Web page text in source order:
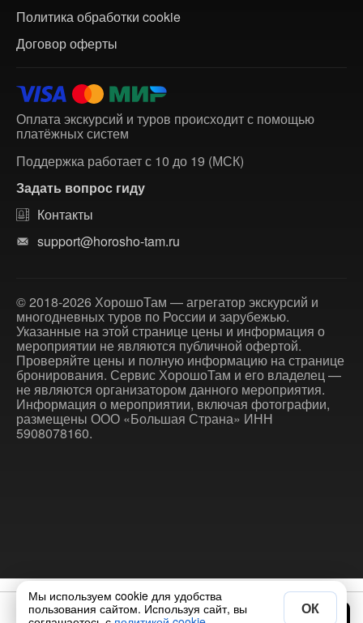
Политика обработки cookie
Договор оферты
Оплата экскурсий и туров происходит с помощью
платёжных систем
Поддержка работает с 10 до 19 (МСК)
Задать вопрос гиду
Контакты
support@horosho-tam.ru
© 2018-2026 ХорошоТам — агрегатор экскурсий и
многодневных туров по России и зарубежью.
Указанные на этой странице цены и информация о
мероприятии не являются публичной офертой.
Проверяйте цены и полную информацию на странице
бронирования. Сервис ХорошоТам и его владелец —
не являются организатором данного мероприятия.
Информация о мероприятии, включая фотографии,
размещены ООО «Большая Страна» ИНН
5908078160.
Мы используем cookie для удобства
пользования сайтом. Используя сайт, вы
ОК